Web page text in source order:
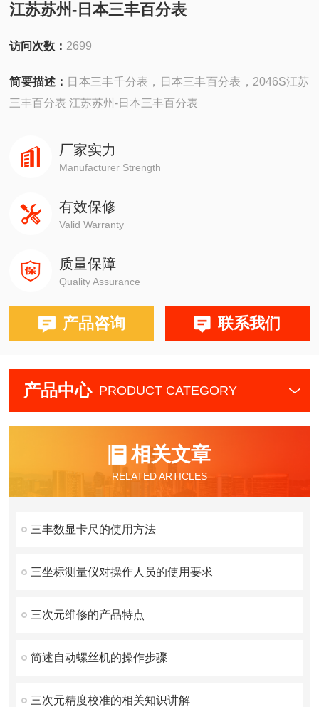
江苏苏州-日本三丰百分表
访问次数： 2699
简要描述： 日本三丰千分表，日本三丰百分表，2046S江苏
三丰百分表 江苏苏州-日本三丰百分表
厂家实力
Manufacturer Strength
有效保修
Valid Warranty
质量保障
Quality Assurance
产品咨询 联系我们
产品中心 PRODUCT CATEGORY
相关文章
RELATED ARTICLES
三丰数显卡尺的使用方法
三坐标测量仪对操作人员的使用要求
三次元维修的产品特点
简述自动螺丝机的操作步骤
三次元精度校准的相关知识讲解